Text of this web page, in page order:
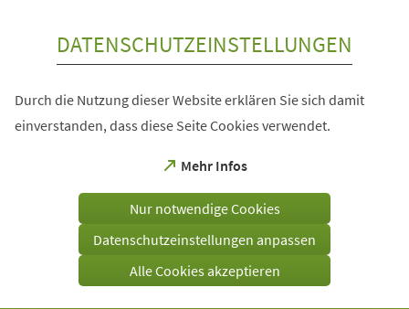
DATENSCHUTZEINSTELLUNGEN
Durch die Nutzung dieser Website erklären Sie sich damit
einverstanden, dass diese Seite Cookies verwendet.
Mehr Infos
(Öffnet
einem
Tab)
Nur notwendige Cookies
Datenschutzeinstellungen anpassen
Alle Cookies akzeptieren